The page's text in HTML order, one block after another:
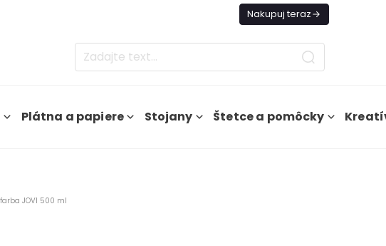
Nakupuj teraz
Plátna a papiere Stojany Štetce a pomôcky
JOVI 500 ml